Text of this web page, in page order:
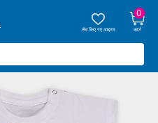
सेव किए गए आइटम
0
कार्ट